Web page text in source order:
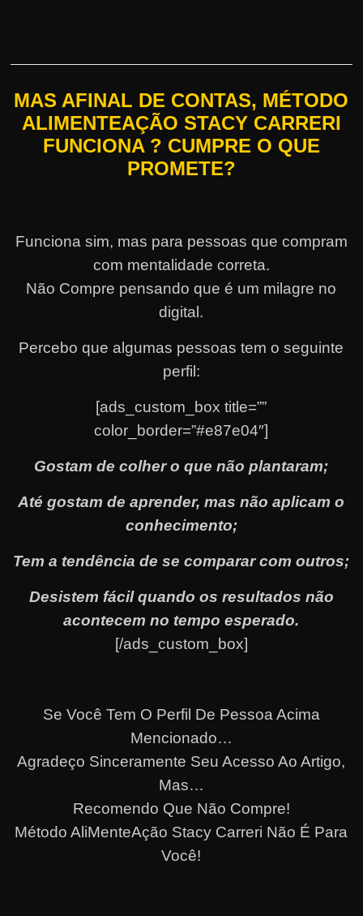
MAS AFINAL DE CONTAS, MÉTODO
ALIMENTEAÇÃO STACY CARRERI
FUNCIONA ? CUMPRE O QUE
PROMETE?
Funciona sim, mas para pessoas que compram
com mentalidade correta.
Não Compre pensando que é um milagre no
digital.
Percebo que algumas pessoas tem o seguinte
perfil:
[ads_custom_box title=””
color_border=”#e87e04″]
Gostam de colher o que não plantaram;
Até gostam de aprender, mas não aplicam o
conhecimento;
Tem a tendência de se comparar com outros;
Desistem fácil quando os resultados não
acontecem no tempo esperado.
[/ads_custom_box]
Se Você Tem O Perfil De Pessoa Acima
Mencionado…
Agradeço Sinceramente Seu Acesso Ao Artigo,
Mas…
Recomendo Que Não Compre!
Método AliMenteAção Stacy Carreri Não É Para
Você!